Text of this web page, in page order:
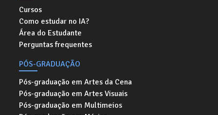
Cursos
Como estudar no IA?
Área do Estudante
Perguntas frequentes
PÓS-GRADUAÇÃO
Pós-graduação em Artes da Cena
Pós-graduação em Artes Visuais
Pós-graduação em Multimeios